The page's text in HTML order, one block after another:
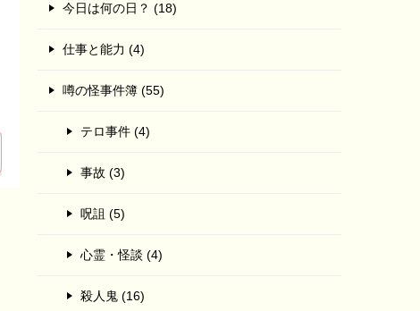
今日は何の日？ (18)
仕事と能力 (4)
噂の怪事件簿 (55)
テロ事件 (4)
事故 (3)
呪詛 (5)
心霊・怪談 (4)
殺人鬼 (16)